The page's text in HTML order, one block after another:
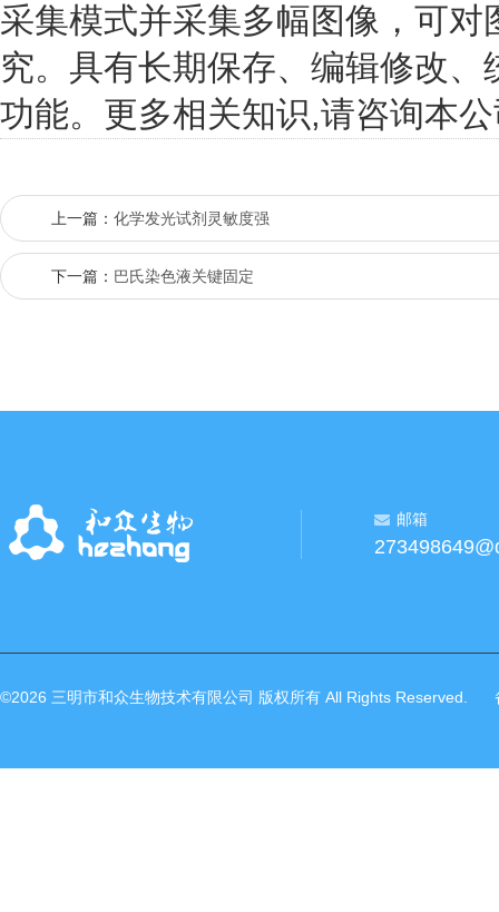
采集模式并采集多幅图像，可
究。具有长期保存、编辑修改
功能。更多相关知识,请咨询本
上一篇： 化学发光试剂灵敏度强
下一篇： 巴氏染色液关键固定
邮箱
©2026 三明市和众生物技术有限公司 版权所有 All Rights Reserved.